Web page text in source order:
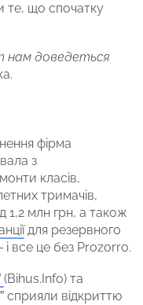
те, що спочатку
нам доведеться
фірма
з
класів,
тримачів,
1,2 млн грн, а також
для резервного
все це без Prozorro.
(Bihus.Info) та
сприяли відкриттю